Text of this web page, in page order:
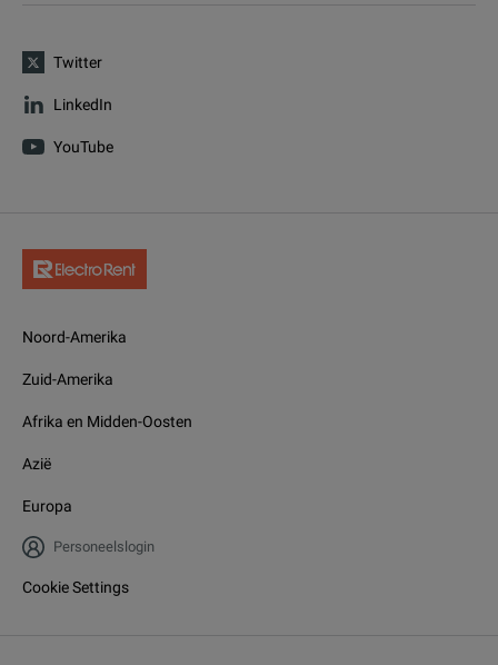
Twitter
LinkedIn
YouTube
Noord-Amerika
Zuid-Amerika
Afrika en Midden-Oosten
Azië
Europa
Personeelslogin
Cookie Settings